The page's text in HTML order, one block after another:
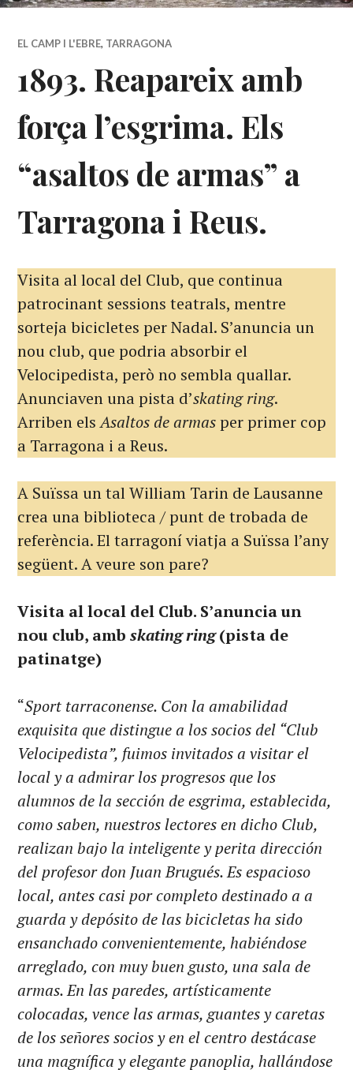
EL CAMP I L'EBRE, TARRAGONA
1893. Reapareix amb
força l’esgrima. Els
“asaltos de armas” a
Tarragona i Reus.
Visita al local del Club, que continua
patrocinant sessions teatrals, mentre
sorteja bicicletes per Nadal. S’anuncia un
nou club, que podria absorbir el
Velocipedista, però no sembla quallar.
Anunciaven una pista d’skating ring.
Arriben elsAsaltos de armasper primer cop
a Tarragona i a Reus.
A Suïssa un tal William Tarin de Lausanne
crea una biblioteca / punt de trobada de
referència. El tarragoní viatja a Suïssa l’any
següent. A veure son pare?
Visita al local del Club. S’anuncia un
nou club, ambskating ring(pista de
patinatge)
“Sport tarraconense. Con la amabilidad
exquisita que distingue a los socios del “Club
Velocipedista”, fuimos invitados a visitar el
local y a admirar los progresos que los
alumnos de la sección de esgrima, establecida,
como saben, nuestros lectores en dicho Club,
realizan bajo la inteligente y perita dirección
del profesor don Juan Brugués. Es espacioso
local, antes casi por completo destinado a a
guarda y depósito de las bicicletas ha sido
ensanchado convenientemente, habiéndose
arreglado, con muy buen gusto, una sala de
armas. En las paredes, artísticamente
colocadas, vence las armas, guantes y caretas
de los señores socios y en el centro destácase
una magnífica y elegante panoplia, hallándose